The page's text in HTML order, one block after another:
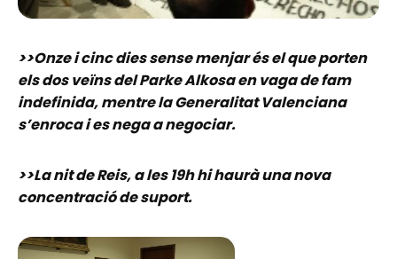
>>Onze i cinc dies sense menjar és el que porten
els dos veïns del Parke Alkosa en vaga de fam
indefinida, mentre la Generalitat Valenciana
s’enroca i es nega a negociar.
>>La nit de Reis, a les 19h hi haurà una nova
concentració de suport.